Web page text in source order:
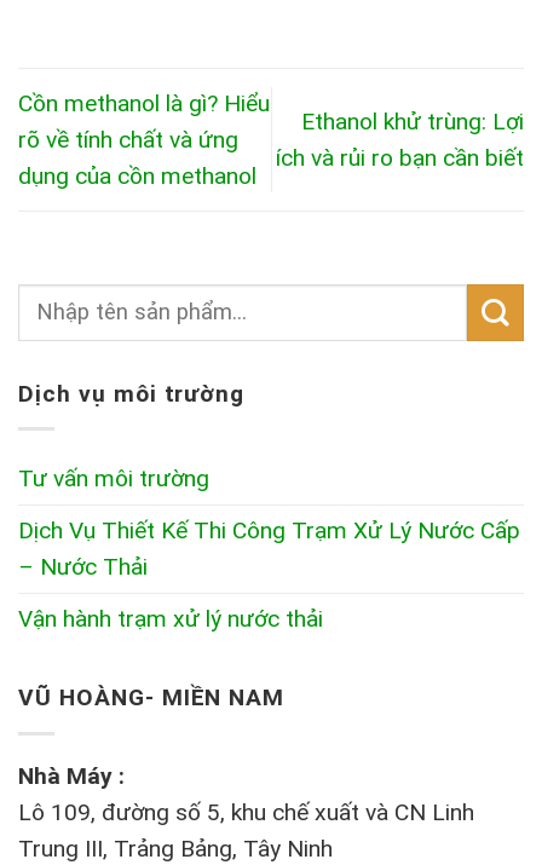
Cồn methanol là gì? Hiểu
rõ về tính chất và ứng
dụng của cồn methanol
Ethanol khử trùng: Lợi
ích và rủi ro bạn cần biết
Dịch vụ môi trường
Tư vấn môi trường
Dịch Vụ Thiết Kế Thi Công Trạm Xử Lý Nước Cấp
– Nước Thải
Vận hành trạm xử lý nước thải
VŨ HOÀNG- MIỀN NAM
Nhà Máy :
Lô 109, đường số 5, khu chế xuất và CN Linh
Trung III, Trảng Bảng, Tây Ninh